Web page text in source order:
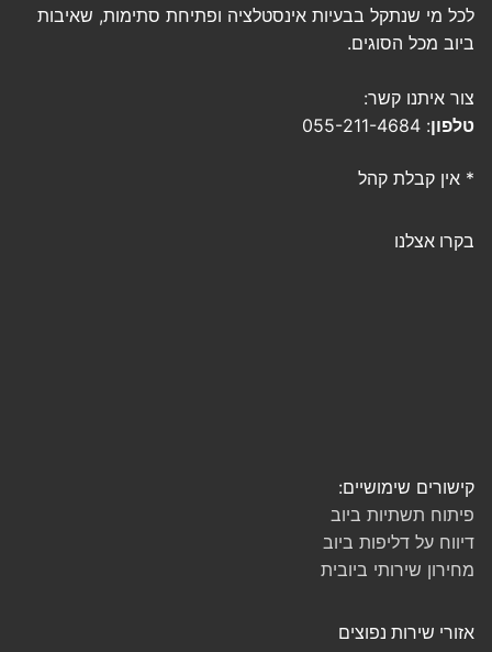
לכל מי שנתקל בבעיות אינסטלציה ופתיחת סתימות, שאיבות
ביוב מכל הסוגים.
צור איתנו קשר:
טלפון: 055-211-4684
* אין קבלת קהל
בקרו אצלנו
קישורים שימושיים:
פיתוח תשתיות ביוב
דיווח על דליפות ביוב
מחירון שירותי ביובית
אזורי שירות נפוצים